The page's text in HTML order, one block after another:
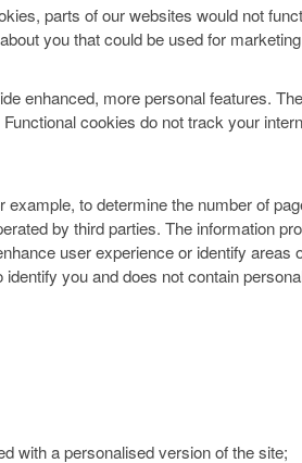
parts of our websites would not
you that could be used for
enhanced, more personal features.
cookies do not track your
to determine the number of
by third parties. The information
user experience or identify areas
you and does not contain
with a personalised version of the site;